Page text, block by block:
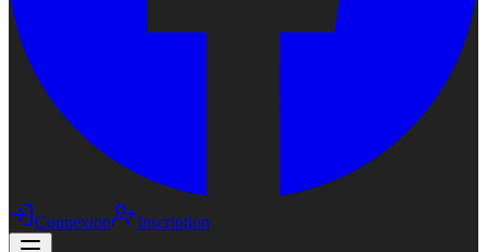
Connexion Inscription